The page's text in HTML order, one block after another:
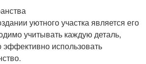
уютного участка является его
учитывать каждую деталь,
использовать